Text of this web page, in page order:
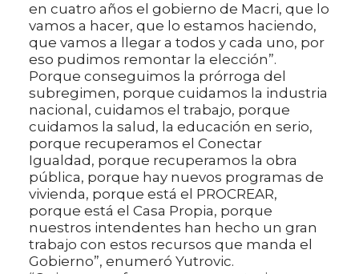
en cuatro años el gobierno de Macri, que lo
vamos a hacer, que lo estamos haciendo,
que vamos a llegar a todos y cada uno, por
eso pudimos remontar la elección”.
Porque conseguimos la prórroga del
subregimen, porque cuidamos la industria
nacional, cuidamos el trabajo, porque
cuidamos la salud, la educación en serio,
porque recuperamos el Conectar
Igualdad, porque recuperamos la obra
pública, porque hay nuevos programas de
vivienda, porque está el PROCREAR,
porque está el Casa Propia, porque
nuestros intendentes han hecho un gran
trabajo con estos recursos que manda el
Gobierno”, enumeró Yutrovic.